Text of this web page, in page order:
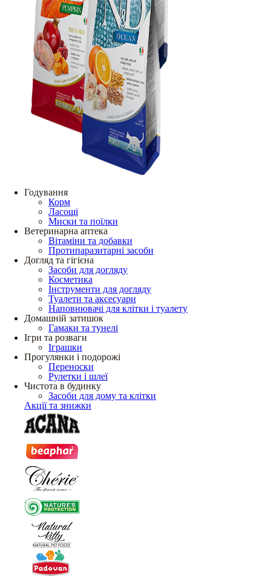
Годування
Корм
Ласощі
Миски та поїлки
Ветеринарна аптека
Вітаміни та добавки
Протипаразитарні засоби
Догляд та гігієна
Засоби для догляду
Косметика
Інструменти для догляду
Туалети та аксесуари
Наповнювачі для клітки і туалету
Домашній затишок
Гамаки та тунелі
Ігри та розваги
Іграшки
Прогулянки і подорожі
Переноски
Рулетки і шлеї
Чистота в будинку
Засоби для дому та клітки
Акції та знижки